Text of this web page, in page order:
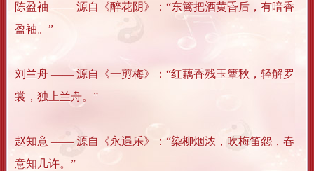
陈盈袖 —— 源自《醉花阴》：“东篱把酒黄昏后，有暗香
盈袖。”
刘兰舟 —— 源自《一剪梅》：“红藕香残玉簟秋，轻解罗
裳，独上兰舟。”
赵知意 —— 源自《永遇乐》：“染柳烟浓，吹梅笛怨，春
意知几许。”